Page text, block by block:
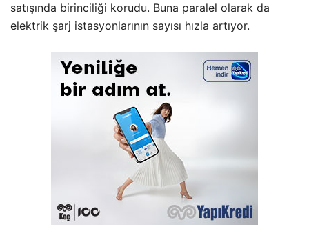
satışında birinciliği korudu. Buna paralel olarak da
elektrik şarj istasyonlarının sayısı hızla artıyor.